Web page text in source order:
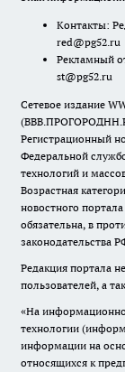
Контакты:
red@pg52.ru
Рекламный
st@pg52.ru
Сетевое издание
Регистрационный
Федеральной
технологий и
Возрастная
новостного
обязательна, в
законодательства
Редакция портала
пользователей, а
«На
технологии
информации на
относящихся к